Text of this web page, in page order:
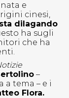
e
cinesi,
dilagando
ha sugli
che ha
–
a tema – e i
Flora.